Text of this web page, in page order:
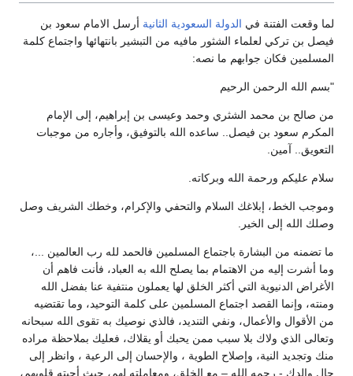
لما وقعت الفتنة في الدولة السعودية الثانية أرسل الامام سعود بن
فيصل بن تركي لعلماء الشثور مافيه من التبشير بانتهائها واجتماع كلمة
المسلمين فكان جوابهم ما نصه:
"بسم الله الرحمن الرحيم
من صالح بن محمد الشثري وحمد وعیسی بن إبراهيم، إلى الإمام
المكرم سعود بن فيصل.. ساعده الله بالتوفيق، وأجاره من موجبات
التعويق.. آمين.
سلام عليكم ورحمة الله وبركاته.
وموجب الخط، إبلاغك السلام والتحفي والإكرام، وخطك الشريف وصل
وصلك الله إلى الخير.
ما تضمنه من البشارة باجتماع المسلمين فالحمد لله رب العالمين ...،
وما أشرت إليه من الاهتمام بما يصلح الله به العباد، فأنت فاهم أن
الأغراض الدنيوية التي أكثر الخلق لها يعملون منتفية عنا بفضل الله
ومنته، وإنما القصد اجتماع المسلمين على كلمة التوحيد، وما تقتضيه
من الأقوال والأعمال، ونفي التنديد، فالذي نوصيك به تقوى الله سبحانه
وتعالى الذي ولاك بلا سبب ممن يحبك أو يقلاك، فعليك بملاحظة مراده
منك وتجديد النية، وإصلاح الطوية ، والإحسان إلى الرعية ، وانظر إلى
حال والدك - رحمه الله – مع الخلق، ومعاملته لهم، حيث أحبته قلوبهم،